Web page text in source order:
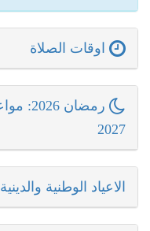
اوقات الصلاة
رمضان 2026: مواعيد إمساك وإفطار
2027
الاعياد الوطنية والدينية 2026